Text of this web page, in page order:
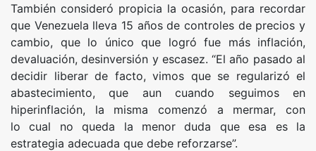
También consideró propicia la ocasión, para recordar
que Venezuela lleva 15 años de controles de precios y
cambio, que lo único que logró fue más inflación,
devaluación, desinversión y escasez. “El año pasado al
decidir liberar de facto, vimos que se regularizó el
abastecimiento, que aun cuando seguimos en
hiperinflación, la misma comenzó a mermar, con
lo cual no queda la menor duda que esa es la
estrategia adecuada que debe reforzarse”.